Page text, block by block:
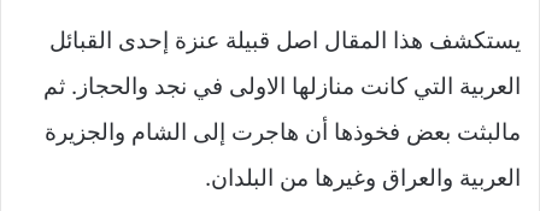
يستكشف هذا المقال اصل قبيلة عنزة إحدى القبائل
العربية التي كانت منازلها الاولى في نجد والحجاز. ثم
مالبثت بعض فخوذها أن هاجرت إلى الشام والجزيرة
العربية والعراق وغيرها من البلدان.